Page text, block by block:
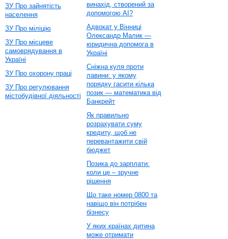
ЗУ Про зайнятість
населення
ЗУ Про міліцію
ЗУ Про місцеве
самоврядування в
Україні
ЗУ Про охорону праці
ЗУ Про регулювання
містобудівної діяльності
винахід, створений за
допомогою AI?
Адвокат у Вінниці
Олександр Малик —
юридична допомога в
Україні
Сніжна куля проти
лавини: у якому
порядку гасити кілька
позик — математика від
Банкрейт
Як правильно
розрахувати суму
кредиту, щоб не
перевантажити свій
бюджет
Позика до зарплати:
коли це – зручне
рішення
Що таке номер 0800 та
навіщо він потрібен
бізнесу
У яких країнах дитина
може отримати